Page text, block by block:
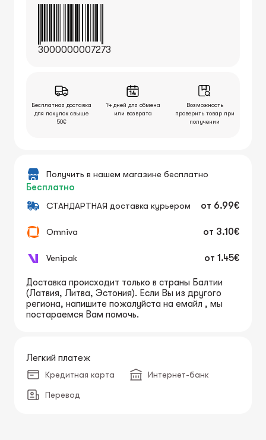
3000000007273
Бесплатная доставка
для покупок свыше
50€
14 дней для обмена
или возврата
Возможность
проверить товар при
получении
Получить в нашем магазине бесплатно
Бесплатно
СТАНДАРТНАЯ доставка курьером
от 6.99€
Omniva от 3.10€
Venipak от 1.45€
Доставка происходит только в страны Балтии
(Латвия, Литва, Эстония). Если Вы из другого
региона, напишите пожалуйста на емайл , мы
постараемся Вам помочь.
Легкий платеж
Кредитная карта Интернет-банк
Перевод